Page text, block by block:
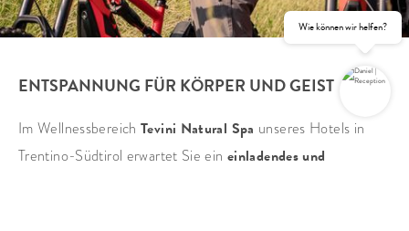
ENTSPANNUNG FÜR KÖRPER UND GEIST
Im WellnessbereichTevini Natural Spa unseres Hotels in
Trentino-Südtirol erwartet Sie ein einladendes und
ANFRAGEN BUCHEN
Wie können wir helfen?